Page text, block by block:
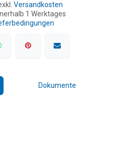
Versandkosten
1 Werktages
Dokumente